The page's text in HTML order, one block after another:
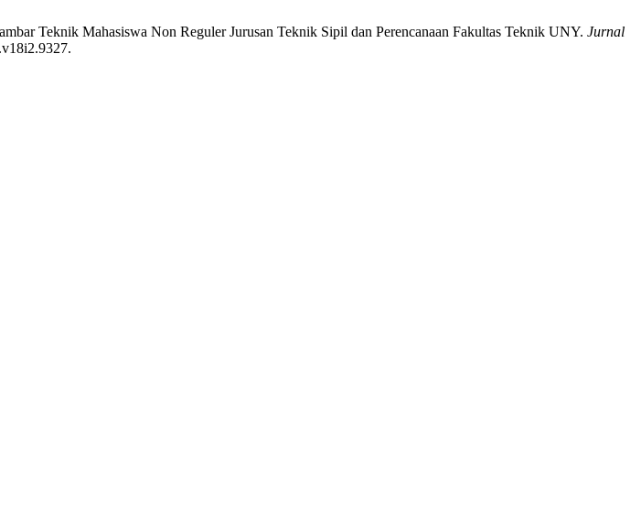
Teknik Mahasiswa Non Reguler Jurusan Teknik Sipil dan Perencanaan Fakultas Teknik UNY. Jurnal